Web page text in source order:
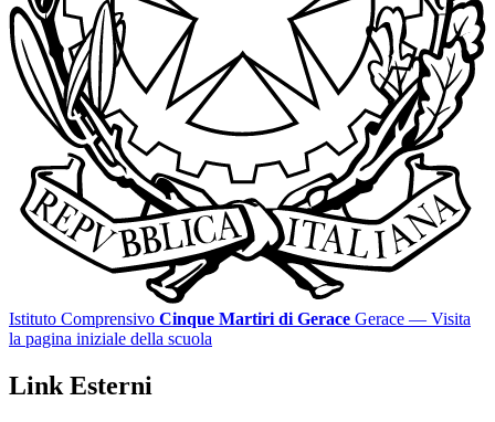
Istituto Comprensivo Cinque Martiri di Gerace Gerace — Visita
la pagina iniziale della scuola
Link Esterni